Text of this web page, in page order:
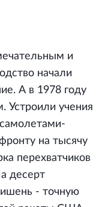
и
начали
А в 1978 году
Устроили учения
на тысячу
перехватчиков
десерт
- точную